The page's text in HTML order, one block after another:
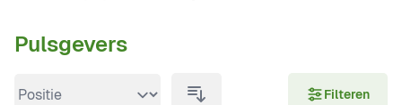
Doorgaan naar productlijst
Pulsgevers
Filteren